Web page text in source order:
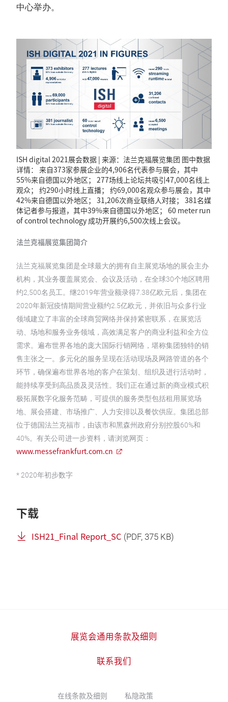
中心举办。
ISH digital 2021展会数据 | 来源：法兰克福展览集团 图中数据
详情： 来自373家参展企业的4,906名代表参与展会，其中
55%来自德国以外地区； 277场线上论坛共吸引47,000名线上
观众； 约290小时线上直播； 约69,000名观众参与展会，其中
42%来自德国以外地区； 31,206次商业联络人对接； 381名媒
体记者参与报道，其中39%来自德国以外地区； 60 meter run
of control technology 成功开展约6,500次线上会议。
法兰克福展览集团简介
法兰克福展览集团是全球最大的拥有自主展览场地的展会主办
机构，其业务覆盖展览会、会议及活动，在全球30个地区聘用
约2,500名员工。继2019年营业额录得7.38亿欧元后，集团在
2020年新冠疫情期间营业额约2.5亿欧元，并依旧与众多行业
领域建立了丰富的全球商贸网络并保持紧密联系，在展览活
动、场地和服务业务领域，高效满足客户的商业利益和全方位
需求。遍布世界各地的庞大国际行销网络，堪称集团独特的销
售主张之一。多元化的服务呈现在活动现场及网路管道的各个
环节，确保遍布世界各地的客户在策划、组织及进行活动时，
能持续享受到高品质及灵活性。我们正在通过新的商业模式积
极拓展数字化服务范畴，可提供的服务类型包括租用展览场
地、展会搭建、市场推广、人力安排以及餐饮供应。集团总部
位于德国法兰克福市，由该市和黑森州政府分别控股60%和
40%。有关公司进一步资料，请浏览网页：
www.messefrankfurt.com.cn
* 2020年初步数字
下载
ISH21_Final Report_SC (PDF, 375 KB)
展览会通用条款及细则
联系我们
在线条款及细则 私隐政策